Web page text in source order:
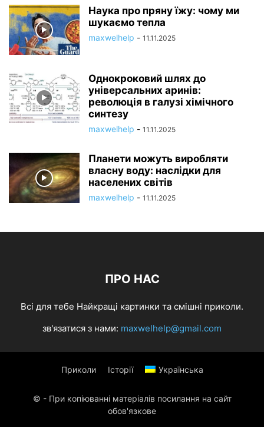
Наука про пряну їжу: чому ми
шукаємо тепла
maxwelhelp - 11.11.2025
Однокроковий шлях до
універсальних аринів:
революція в галузі хімічного
синтезу
maxwelhelp - 11.11.2025
Планети можуть виробляти
власну воду: наслідки для
населених світів
maxwelhelp - 11.11.2025
ПРО НАС
Всі для тебе Найкращі картинки та смішні приколи.
зв'язатися з нами: maxwelhelp@gmail.com
Приколи Історії Українська
© - При копіюванні матеріалів посилання на сайт
обов'язкове